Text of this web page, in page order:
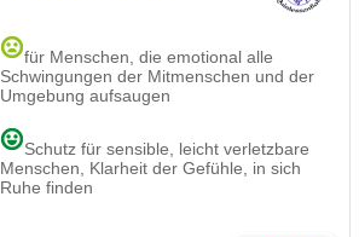
für Menschen, die emotional alle
Schwingungen der Mitmenschen und der
Umgebung aufsaugen
Schutz für sensible, leicht verletzbare
Menschen, Klarheit der Gefühle, in sich
Ruhe finden